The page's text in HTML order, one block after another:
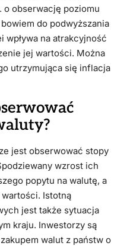
o obserwację poziomu
do podwyższania
wpływa na atrakcyjność
jej wartości. Można
utrzymująca się inflacja
jest obserwować stopy
wzrost ich
popytu na walutę, a
Istotną
jest także sytuacja
kraju. Inwestorzy są
walut z państw o